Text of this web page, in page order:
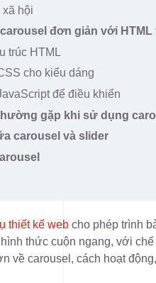
xã hội
đơn giản với HTML
trúc HTML
cho kiểu dáng
để điều khiển
gặp khi sử dụng
carousel và slider
thiết kế web cho phép trình
thức cuộn ngang, với
về carousel, cách hoạt